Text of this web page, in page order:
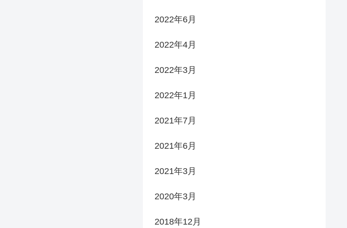
2022年6月
2022年4月
2022年3月
2022年1月
2021年7月
2021年6月
2021年3月
2020年3月
2018年12月